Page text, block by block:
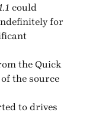
could
for
the Quick
the source
to drives